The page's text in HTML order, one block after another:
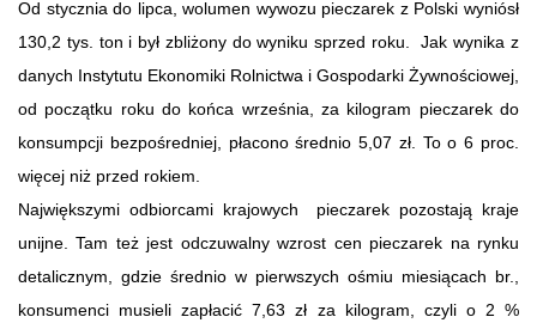
Od stycznia do lipca, wolumen wywozu pieczarek z Polski wyniósł
130,2 tys. ton i był zbliżony do wyniku sprzed roku. Jak wynika z
danych Instytutu Ekonomiki Rolnictwa i Gospodarki Żywnościowej,
od początku roku do końca września, za kilogram pieczarek do
konsumpcji bezpośredniej, płacono średnio 5,07 zł. To o 6 proc.
więcej niż przed rokiem.
Największymi odbiorcami krajowych pieczarek pozostają kraje
unijne. Tam też jest odczuwalny wzrost cen pieczarek na rynku
detalicznym, gdzie średnio w pierwszych ośmiu miesiącach br.,
konsumenci musieli zapłacić 7,63 zł za kilogram, czyli o 2 %